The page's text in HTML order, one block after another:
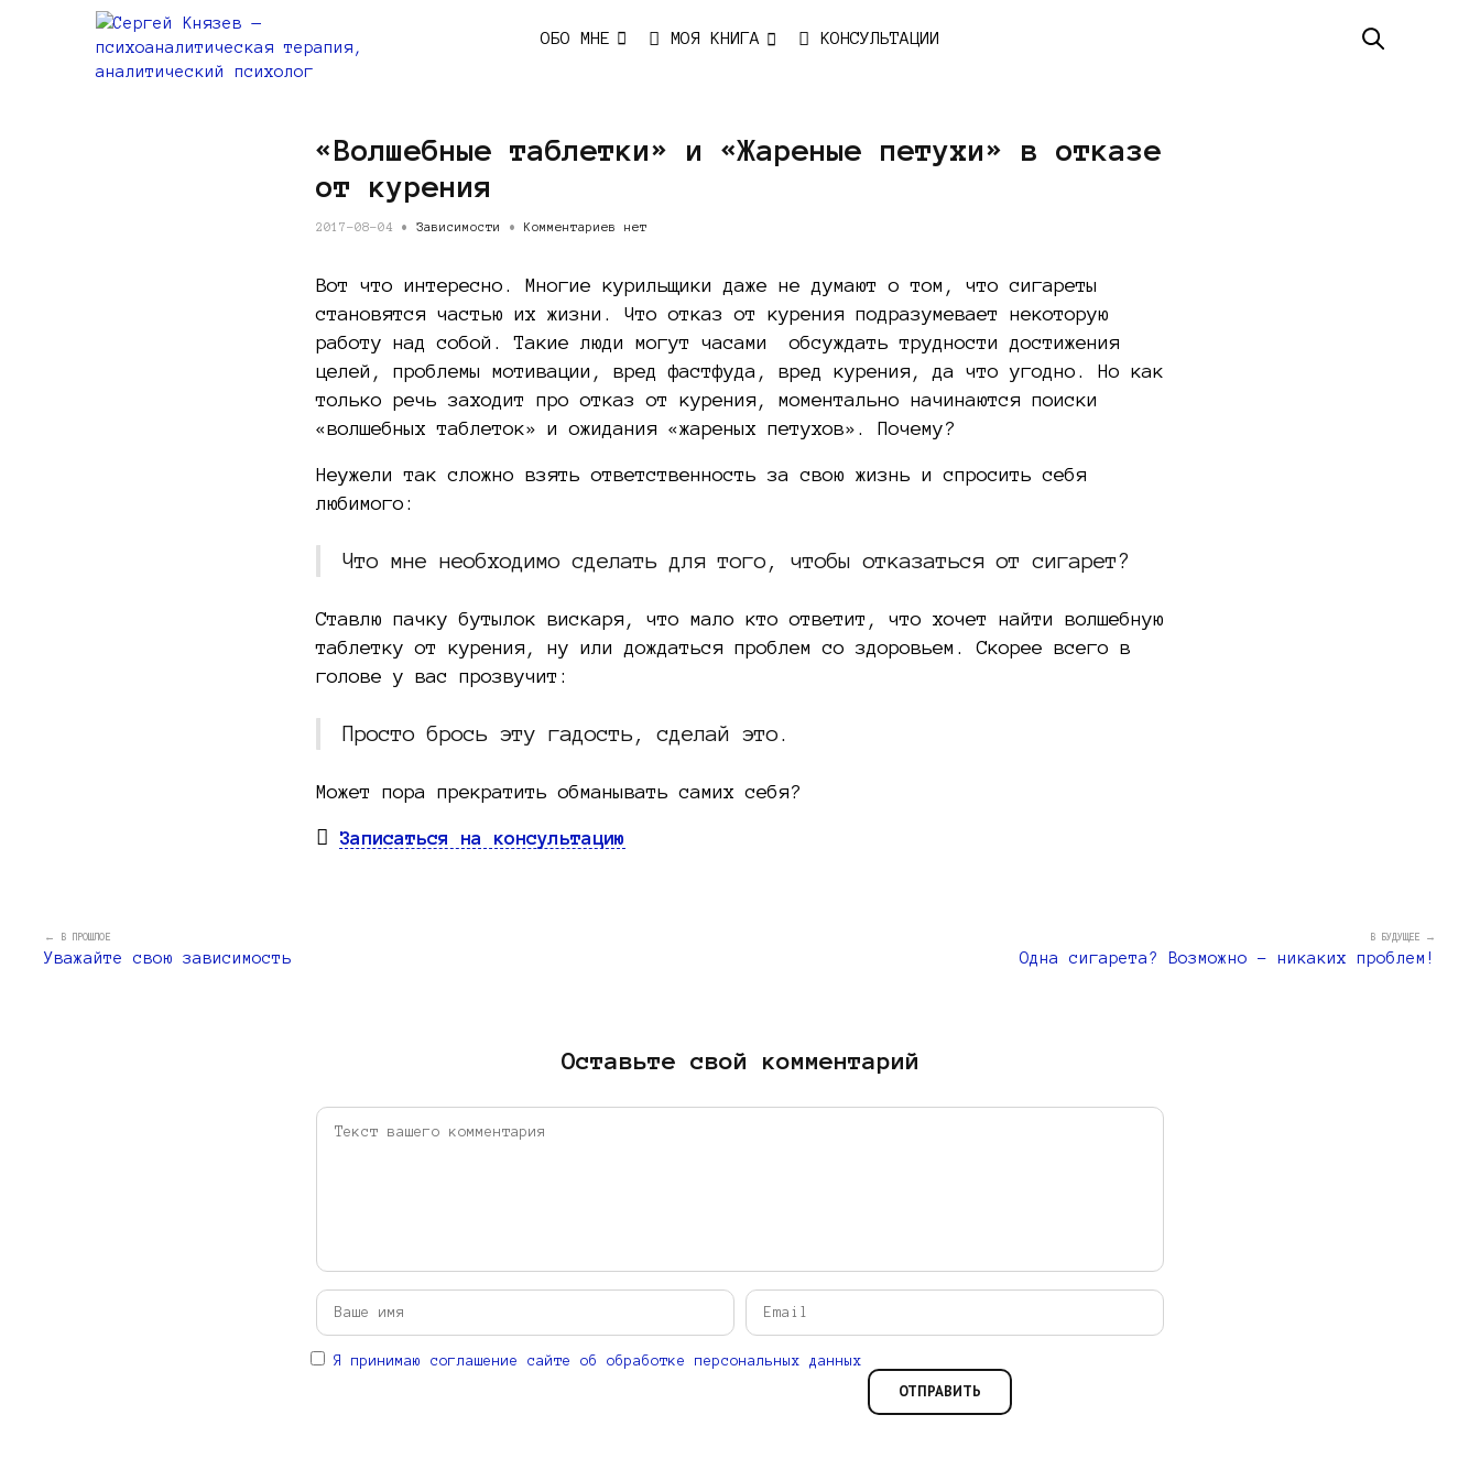
ОБО МНЕ МОЯ КНИГА КОНСУЛЬТАЦИИ
«Волшебные таблетки» и «Жареные петухи» в отказе
от курения
2017-08-04 • Зависимости • Комментариев нет
Вот что интересно. Многие курильщики даже не думают о том, что сигареты
становятся частью их жизни. Что отказ от курения подразумевает некоторую
работу над собой. Такие люди могут часами обсуждать трудности достижения
целей, проблемы мотивации, вред фастфуда, вред курения, да что угодно. Но как
только речь заходит про отказ от курения, моментально начинаются поиски
«волшебных таблеток» и ожидания «жареных петухов». Почему?
Неужели так сложно взять ответственность за свою жизнь и спросить себя
любимого:
Что мне необходимо сделать для того, чтобы отказаться от сигарет?
Ставлю пачку бутылок вискаря, что мало кто ответит, что хочет найти волшебную
таблетку от курения, ну или дождаться проблем со здоровьем. Скорее всего в
голове у вас прозвучит:
Просто брось эту гадость, сделай это.
Может пора прекратить обманывать самих себя?
Записаться на консультацию
← В ПРОШЛОЕ
Уважайте свою зависимость
В БУДУЩЕЕ →
Одна сигарета? Возможно – никаких проблем!
Оставьте свой комментарий
Я принимаю соглашение сайте об обработке персональных данных